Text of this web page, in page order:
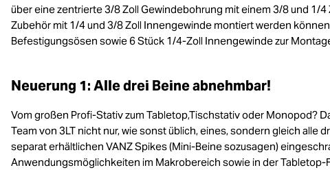
über eine zentrierte 3/8 Zoll Gewindebohrung mit einem 3/8 und 1/
Zubehör mit 1/4 und 3/8 Zoll Innengewinde montiert werden
Befestigungsösen sowie 6 Stück 1/4-Zoll Innengewinde zur
Neuerung 1: Alle drei Beine abnehmbar!
Vom großen Profi-Stativ zum Tabletop,Tischstativ oder Monopod?
Team von 3LT nicht nur, wie sonst üblich, eines, sondern gleich
separat erhältlichen VANZ Spikes (Mini-Beine sozusagen)
Anwendungsmöglichkeiten im Makrobereich sowie in der